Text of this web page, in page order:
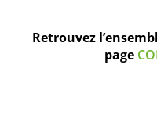
Retrouvez
page